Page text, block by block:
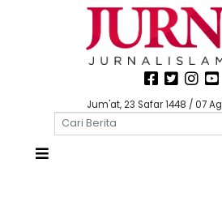
Jum'at, 23 Safar 1448 / 07